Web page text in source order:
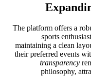
The platform offers a
sports
maintaining a clean
their preferred events
transparency
philosophy,